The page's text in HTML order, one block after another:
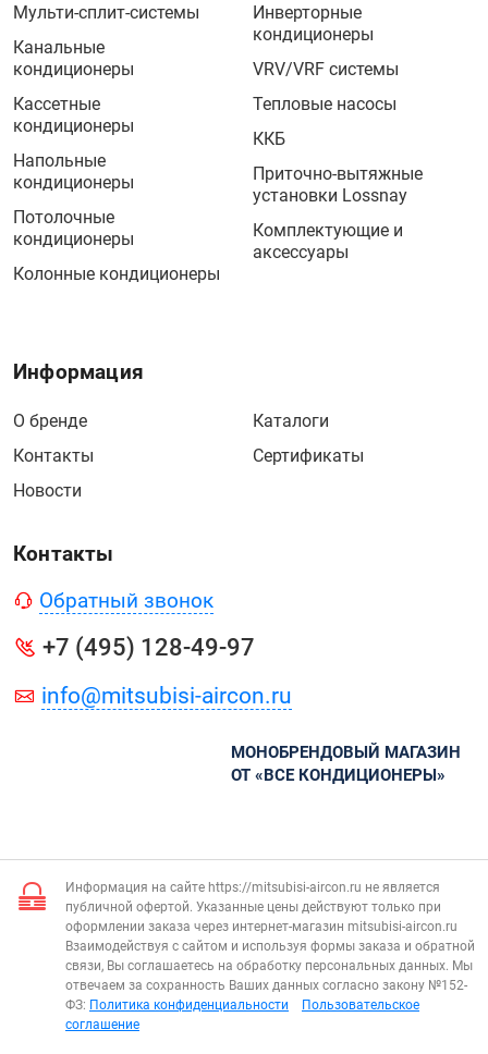
Мульти-сплит-системы
Канальные
кондиционеры
Кассетные
кондиционеры
Напольные
кондиционеры
Потолочные
кондиционеры
Колонные кондиционеры
Инверторные
кондиционеры
VRV/VRF системы
Тепловые насосы
ККБ
Приточно-вытяжные
установки Lossnay
Комплектующие и
аксессуары
Информация
О бренде
Контакты
Новости
Каталоги
Сертификаты
Контакты
Обратный звонок
+7 (495) 128-49-97
info@mitsubisi-aircon.ru
МОНОБРЕНДОВЫЙ МАГАЗИН
ОТ «ВСЕ КОНДИЦИОНЕРЫ»
Информация на сайте https://mitsubisi-aircon.ru не является
публичной офертой. Указанные цены действуют только при
оформлении заказа через интернет-магазин mitsubisi-aircon.ru
Взаимодействуя с сайтом и используя формы заказа и обратной
связи, Вы соглашаетесь на обработку персональных данных. Мы
отвечаем за сохранность Ваших данных согласно закону №152-
ФЗ: Политика конфиденциальности
Пользовательское
соглашение